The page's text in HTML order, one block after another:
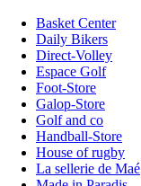
Basket Center
Daily Bikers
Direct-Volley
Espace Golf
Foot-Store
Galop-Store
Golf and co
Handball-Store
House of rugby
La sellerie de Maé